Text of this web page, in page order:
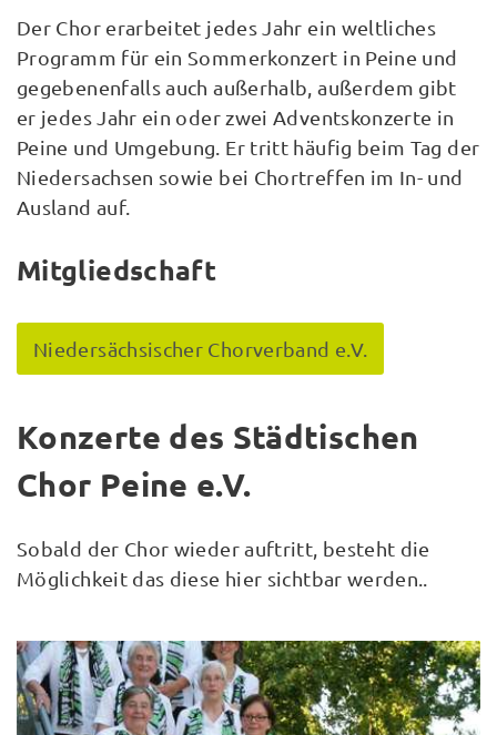
Der Chor erarbeitet jedes Jahr ein weltliches
Programm für ein Sommerkonzert in Peine und
gegebenenfalls auch außerhalb, außerdem gibt
er jedes Jahr ein oder zwei Adventskonzerte in
Peine und Umgebung. Er tritt häufig beim Tag der
Niedersachsen sowie bei Chortreffen im In- und
Ausland auf.
Mitgliedschaft
Niedersächsischer Chorverband e.V.
Konzerte des Städtischen
Chor Peine e.V.
Sobald der Chor wieder auftritt, besteht die
Möglichkeit das diese hier sichtbar werden..